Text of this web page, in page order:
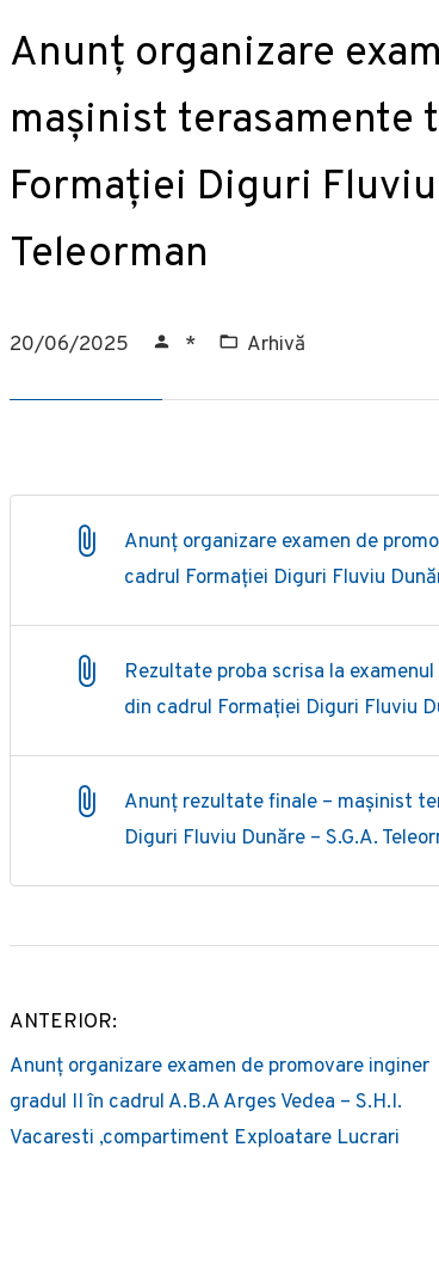
Anunț organizare
mașinist terasamente
Formației Diguri Fluviu
Teleorman
20/06/2025 * Arhivă
Anunț organizare examen de
cadrul Formației Diguri Fluviu
Rezultate proba scrisa la
din cadrul Formației Diguri Fluviu
Anunț rezultate finale – mașinist
Diguri Fluviu Dunăre – S.G.A.
Post
navigation
ANTERIOR:
Anunț organizare examen de promovare inginer
gradul II în cadrul A.B.A Arges Vedea – S.H.I.
Vacaresti ,compartiment Exploatare Lucrari